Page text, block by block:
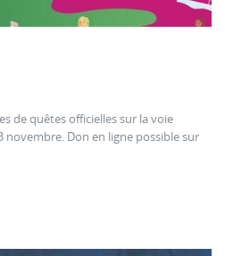
de quêtes officielles sur la voie
novembre. Don en ligne possible sur